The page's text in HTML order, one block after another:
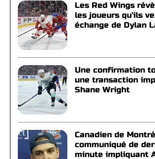
Les Red Wings
les joueurs qu'ils
échange de Dylan
Une confirmation
une transaction
Shane Wright
Canadien de
communiqué de
minute impliquant